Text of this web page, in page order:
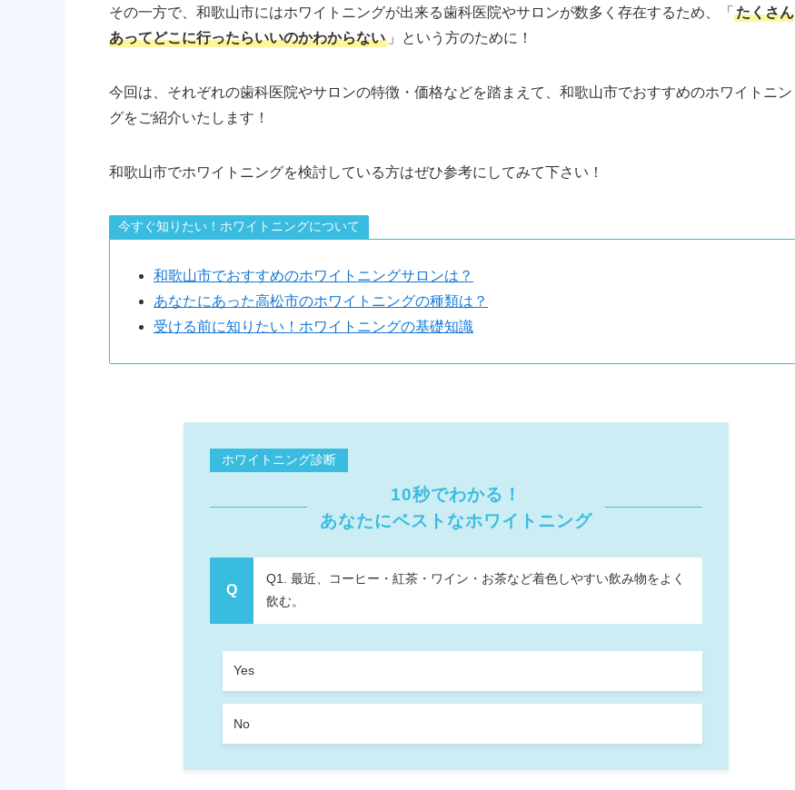
その一方で、和歌山市にはホワイトニングが出来る歯科医院やサロンが数多く存在するため、「 たくさん
あってどこに行ったらいいのかわからない 」という方のために！
今回は、それぞれの歯科医院やサロンの特徴・価格などを踏まえて、和歌山市でおすすめのホワイトニン
グをご紹介いたします！
和歌山市でホワイトニングを検討している方はぜひ参考にしてみて下さい！
今すぐ知りたい！ホワイトニングについて
和歌山市でおすすめのホワイトニングサロンは？
あなたにあった高松市のホワイトニングの種類は？
受ける前に知りたい！ホワイトニングの基礎知識
ホワイトニング診断
10秒でわかる！
あなたにベストなホワイトニング
Q1. 最近、コーヒー・紅茶・ワイン・お茶など着色しやすい飲み物をよく
飲む。
Yes
No